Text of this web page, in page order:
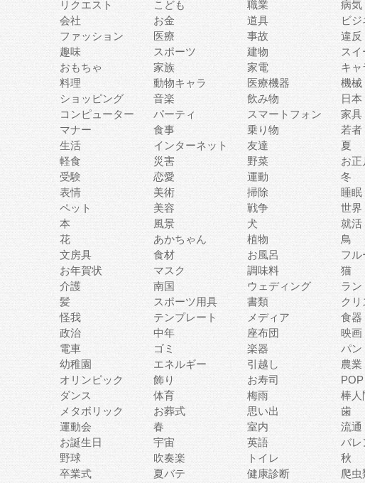
リクエスト こども 職業 病気
会社
お金 道具 ビジ
ファッション
医療 事故 違反
趣味
スポーツ 建物 ス
おもちゃ
家族 家電 キャ
料理
動物キャラ 医療機器 機械
ショッピング
音楽 飲み物 日本
コンピューター
パーティ スマートフォン 家具
マナー
食事 乗り物 若者
生活
インターネット 友達 夏
軽食
災害 野菜 お正
受験
恋愛 運動 冬
表情
美術 掃除 睡眠
ペット
美容 戦争 世界
本
風景 犬 就活
花
あかちゃん 植物 鳥
文房具
食材 お風呂 フル
お年賀状
マスク 調味料 猫
介護
南国 ウェディング ラン
髪
スポーツ用具 書類 クリ
怪我
テンプレート メディア 食器
政治
中年 座布団 映画
電車
ゴミ 楽器 パン
幼稚園
エネルギー 引越し 農業
オリンピック
飾り お寿司 POP
ダンス
体育 梅雨 棒人
メタボリック
お葬式 思い出 歯
運動会
春 室内 流通
お誕生日
宇宙 英語 バレ
野球
吹奏楽 トイレ 秋
卒業式
夏バテ 健康診断 爬虫